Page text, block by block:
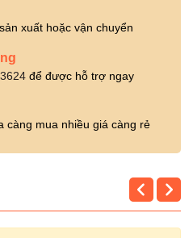
xuất hoặc vận chuyển
để được hỗ trợ ngay
càng mua nhiều giá càng rẻ